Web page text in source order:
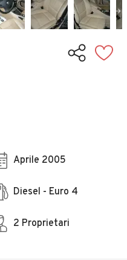
Aprile 2005
Diesel - Euro 4
2 Proprietari